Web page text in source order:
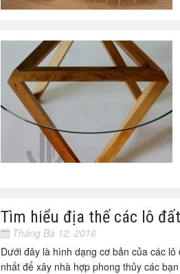
Tìm hiểu địa thế các lô
Tháng Ba 12, 2016
Dưới đây là hình dạng cơ bản của các
nhất để xây nhà hợp phong thủy các